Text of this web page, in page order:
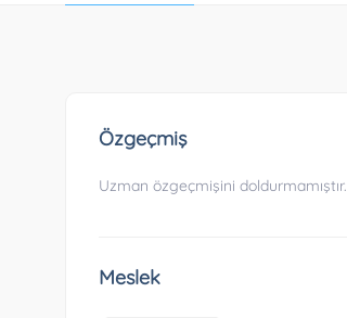
Özgeçmiş
Uzman özgeçmişini doldurmamıştır.
Meslek